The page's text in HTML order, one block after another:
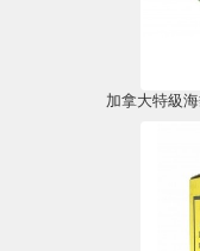
加拿大特級